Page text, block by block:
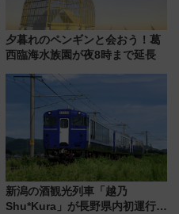
夕暮れのペンギンと会おう！葛
西臨海水族園が夜8時まで延長
新潟の酒観光列車「越乃
Shu*Kura」が長野県内初運行！